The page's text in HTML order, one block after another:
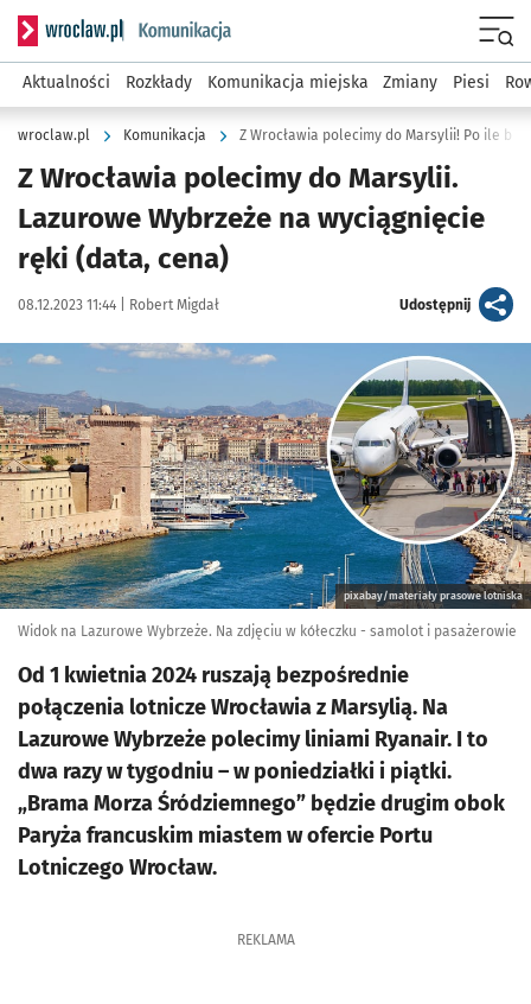
Serwis informacyjny wroclaw.pl podserwis: Komunikacja
Aktualności Rozkłady Komunikacja miejska Zmiany Piesi
wroclaw.pl Komunikacja Z Wrocławia polecimy do Marsylii! Po ile
Z Wrocławia polecimy do Marsylii.
Lazurowe Wybrzeże na wyciągnięcie
ręki (data, cena)
Data publikacji:
08.12.2023 11:44 | Autor:
Robert Migdał Udostępnijartykuł
Kliknij, aby powiększyć
pixabay/materiały prasowe lotniska
Widok na Lazurowe Wybrzeże. Na zdjęciu w kółeczku - samolot i pasażerowie
Od 1 kwietnia 2024 ruszają bezpośrednie
połączenia lotnicze Wrocławia z Marsylią. Na
Lazurowe Wybrzeże polecimy liniami Ryanair. I to
dwa razy w tygodniu – w poniedziałki i piątki.
„Brama Morza Śródziemnego” będzie drugim obok
Paryża francuskim miastem w ofercie Portu
Lotniczego Wrocław.
REKLAMA